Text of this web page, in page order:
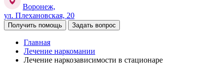
Воронеж,
ул. Плехановская, 20
Получить помощь Задать вопрос
Главная
Лечение наркомании
Лечение наркозависимости в стационаре